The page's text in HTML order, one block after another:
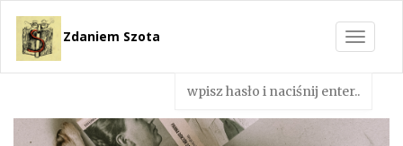
Toggle
Zdaniem Szota